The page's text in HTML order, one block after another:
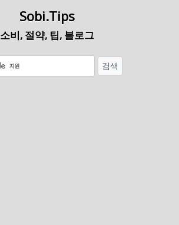
Sobi.Tips
소비, 절약, 팁, 블로그